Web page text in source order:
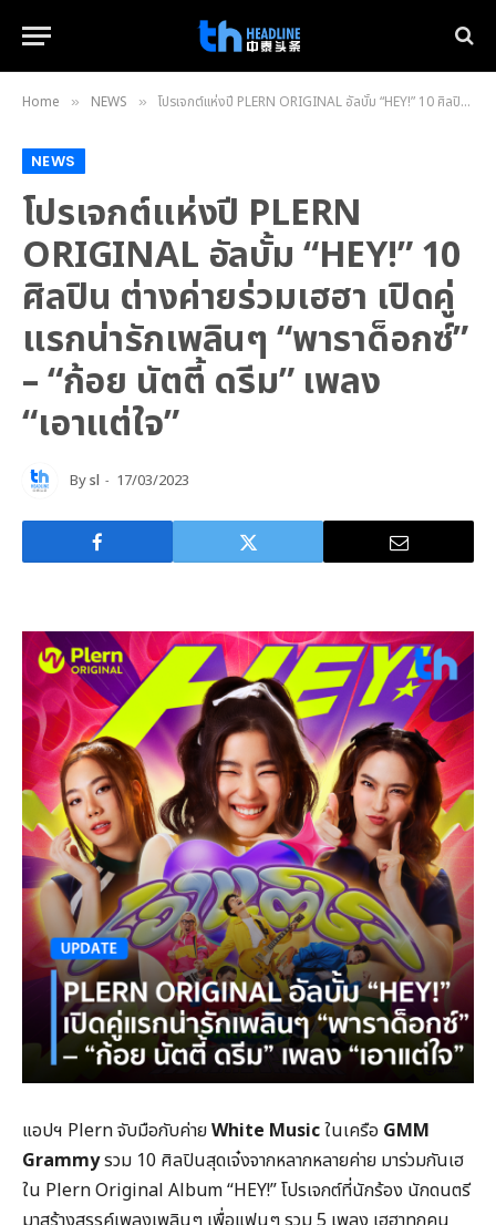
Home » NEWS » โปรเจกต์แห่งปี PLERN ORIGINAL อัลบั้ม “HEY!” 10 ศิลปิน ต่างค่ายร่วมเฮฮา เปิดคู่แรกน่ารักเพลินๆ “พาราด็อกซ์” – “ก้อย นัตตี้ ดรีม” เพลง “เอาแต่ใจ”
NEWS
โปรเจกต์แห่งปี PLERN
ORIGINAL อัลบั้ม “HEY!” 10
ศิลปิน ต่างค่ายร่วมเฮฮา เปิดคู่
แรกน่ารักเพลินๆ “พาราด็อกซ์”
– “ก้อย นัตตี้ ดรีม” เพลง
“เอาแต่ใจ”
Bysl 17/03/2023
แอปฯ Plern จับมือกับค่ายWhite Musicในเครือ GMM
Grammyรวม 10 ศิลปินสุดเจ๋งจากหลากหลายค่าย มาร่วมกันเฮ
ใน Plern Original Album “HEY!” โปรเจกต์ที่นักร้อง นักดนตรี